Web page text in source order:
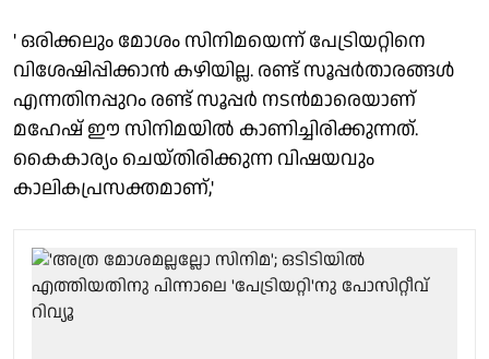
' ഒരിക്കലും മോശം സിനിമയെന്ന് പേട്രിയറ്റിനെ
വിശേഷിപ്പിക്കാൻ കഴിയില്ല. രണ്ട് സൂപ്പർതാരങ്ങൾ
എന്നതിനപ്പുറം രണ്ട് സൂപ്പർ നടൻമാരെയാണ്
മഹേഷ് ഈ സിനിമയിൽ കാണിച്ചിരിക്കുന്നത്.
കൈകാര്യം ചെയ്തിരിക്കുന്ന വിഷയവും
കാലികപ്രസക്തമാണ്,'